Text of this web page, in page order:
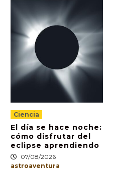
Ciencia
El día se hace noche:
cómo disfrutar del
eclipse aprendiendo
07/08/2026
astroaventura